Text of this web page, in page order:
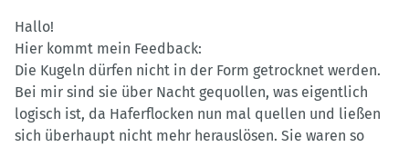
Hallo!
Hier kommt mein Feedback:
Die Kugeln dürfen nicht in der Form getrocknet werden.
Bei mir sind sie über Nacht gequollen, was eigentlich
logisch ist, da Haferflocken nun mal quellen und ließen
sich überhaupt nicht mehr herauslösen. Sie waren so